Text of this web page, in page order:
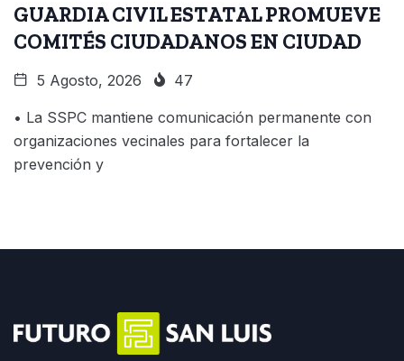
GUARDIA CIVIL ESTATAL PROMUEVE
COMITÉS CIUDADANOS EN CIUDAD
5 Agosto, 2026 47
• La SSPC mantiene comunicación permanente con
organizaciones vecinales para fortalecer la
prevención y